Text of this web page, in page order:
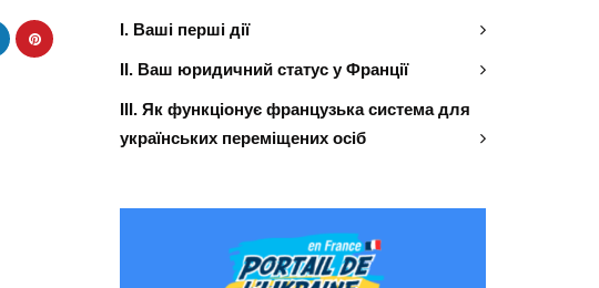
І. Ваші перші дії
ІІ. Ваш юридичний статус у Франції
ІІІ. Як функціонує французька система для
українських переміщених осіб